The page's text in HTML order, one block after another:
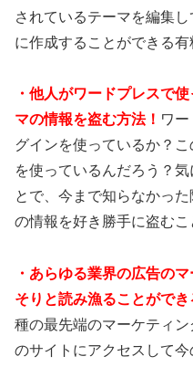
されているテーマを編集
に作成することができる
・ 他人がワードプレスで
マの情報を盗む方法！ ワ
グインを使っているか？
を使っているんだろう？
とで、今まで知らなかっ
の情報を好き勝手に盗むこ
・あらゆる業界の広告の
そりと読み漁ることがで
種の最先端のマーケティ
のサイトにアクセスして